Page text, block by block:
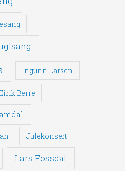
Ingunn Larsen
Berre
Julekonsert
Lars Fossdal